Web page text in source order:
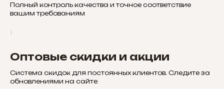
Полный контроль качества и точное соответствие
вашим требованиям
Оптовые скидки и акции
Система скидок для постоянных клиентов. Следите за
обновлениями на сайте